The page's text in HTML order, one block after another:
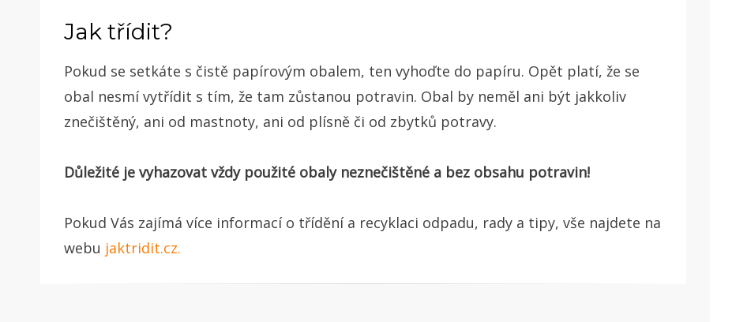
Jak třídit?
Pokud se setkáte s čistě papírovým obalem, ten vyhoďte do papíru. Opět platí, že se
obal nesmí vytřídit s tím, že tam zůstanou potravin. Obal by neměl ani být jakkoliv
znečištěný, ani od mastnoty, ani od plísně či od zbytků potravy.
Důležité je vyhazovat vždy použité obaly neznečištěné a bez obsahu potravin!
Pokud Vás zajímá více informací o třídění a recyklaci odpadu, rady a tipy, vše najdete na
webu jaktridit.cz.